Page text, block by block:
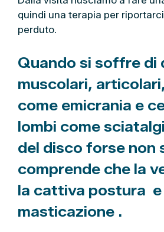
quindi una terapia per
perduto.
Quando si soffre di
muscolari,
come emicrania e
lombi come
del disco forse non
comprende che la
la cattiva postura e
masticazione .